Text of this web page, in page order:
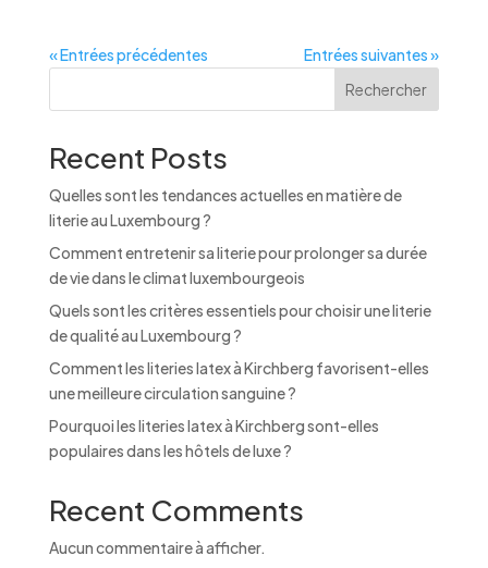
« Entrées précédentes
Entrées suivantes »
Rechercher
Recent Posts
Quelles sont les tendances actuelles en matière de
literie au Luxembourg ?
Comment entretenir sa literie pour prolonger sa durée
de vie dans le climat luxembourgeois
Quels sont les critères essentiels pour choisir une literie
de qualité au Luxembourg ?
Comment les literies latex à Kirchberg favorisent-elles
une meilleure circulation sanguine ?
Pourquoi les literies latex à Kirchberg sont-elles
populaires dans les hôtels de luxe ?
Recent Comments
Aucun commentaire à afficher.